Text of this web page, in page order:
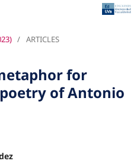
/ ARTICLES
for
of Antonio